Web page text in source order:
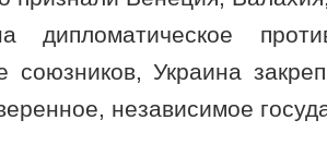
дипломатическое
Украина
независимое